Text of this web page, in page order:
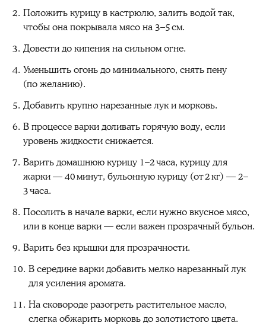
Положить курицу в кастрюлю, залить водой так,
чтобы она покрывала мясо на 3–5 см.
Довести до кипения на сильном огне.
Уменьшить огонь до минимального, снять пену
(по желанию).
Добавить крупно нарезанные лук и морковь.
В процессе варки доливать горячую воду, если
уровень жидкости снижается.
Варить домашнюю курицу 1–2 часа, курицу для
жарки — 40 минут, бульонную курицу (от 2 кг) — 2–
3 часа.
Посолить в начале варки, если нужно вкусное мясо,
или в конце варки — если важен прозрачный бульон.
Варить без крышки для прозрачности.
В середине варки добавить мелко нарезанный лук
для усиления аромата.
На сковороде разогреть растительное масло,
слегка обжарить морковь до золотистого цвета.